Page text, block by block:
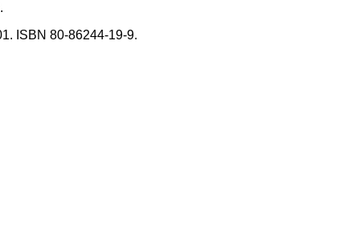
ISBN 80-86244-19-9.